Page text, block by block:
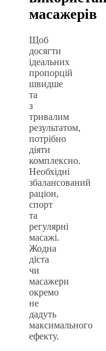
масажерів
Щоб
досягти
ідеальних
пропорцій
швидше
та
з
тривалим
результатом,
потрібно
діяти
комплексно.
Необхідні
збалансований
раціон,
спорт
та
регулярні
масажі.
Жодна
дієта
чи
масажери
окремо
не
дадуть
максимального
ефекту.